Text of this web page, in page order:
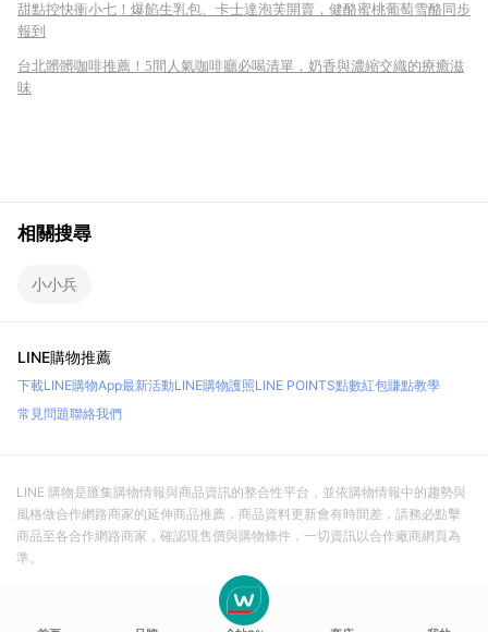
甜點控快衝小七！爆餡生乳包、卡士達泡芙開賣，健酪蜜桃葡萄雪酪同步
報到
台北髒髒咖啡推薦！5間人氣咖啡廳必喝清單，奶香與濃縮交織的療癒滋
味
相關搜尋
小小兵
LINE購物推薦
下載LINE購物App最新活動LINE購物護照LINE POINTS點數紅包賺點教學
常見問題聯絡我們
LINE 購物是匯集購物情報與商品資訊的整合性平台，並依購物情報中的趨勢與
風格做合作網路商家的延伸商品推薦，商品資料更新會有時間差，請務必點擊
商品至各合作網路商家，確認現售價與購物條件，一切資訊以合作廠商網頁為
準。